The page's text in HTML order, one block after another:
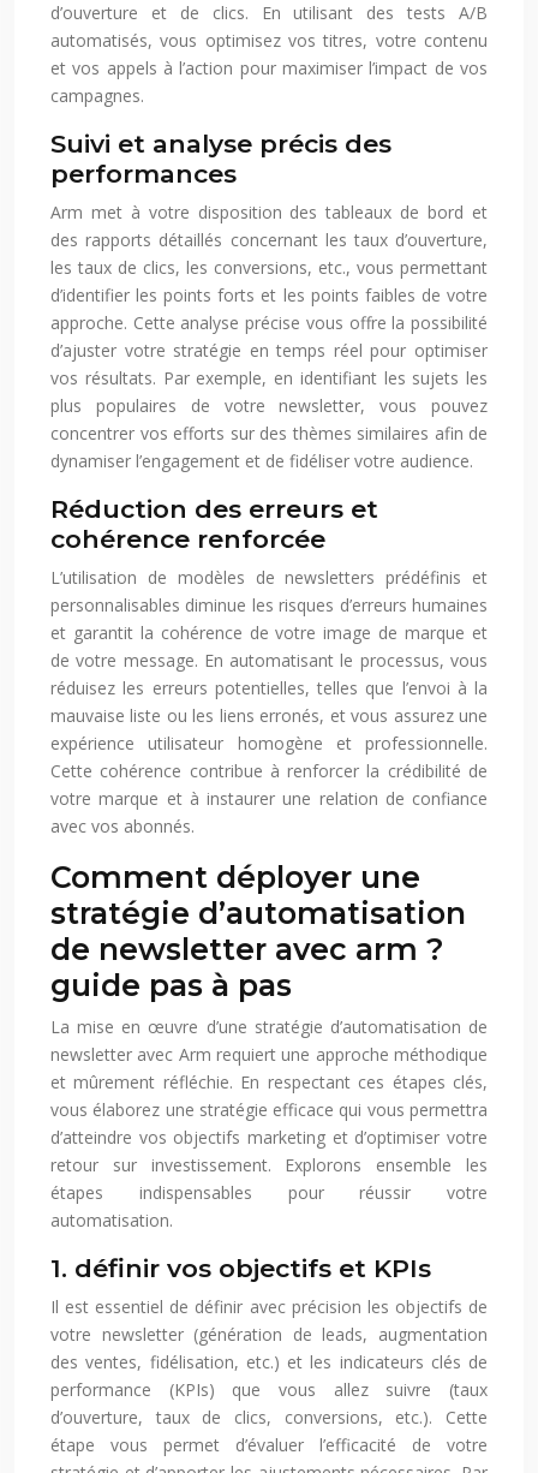
d’ouverture et de clics. En utilisant des tests A/B
automatisés, vous optimisez vos titres, votre contenu
et vos appels à l’action pour maximiser l’impact de vos
campagnes.
Suivi et analyse précis des
performances
Arm met à votre disposition des tableaux de bord et
des rapports détaillés concernant les taux d’ouverture,
les taux de clics, les conversions, etc., vous permettant
d’identifier les points forts et les points faibles de votre
approche. Cette analyse précise vous offre la possibilité
d’ajuster votre stratégie en temps réel pour optimiser
vos résultats. Par exemple, en identifiant les sujets les
plus populaires de votre newsletter, vous pouvez
concentrer vos efforts sur des thèmes similaires afin de
dynamiser l’engagement et de fidéliser votre audience.
Réduction des erreurs et
cohérence renforcée
L’utilisation de modèles de newsletters prédéfinis et
personnalisables diminue les risques d’erreurs humaines
et garantit la cohérence de votre image de marque et
de votre message. En automatisant le processus, vous
réduisez les erreurs potentielles, telles que l’envoi à la
mauvaise liste ou les liens erronés, et vous assurez une
expérience utilisateur homogène et professionnelle.
Cette cohérence contribue à renforcer la crédibilité de
votre marque et à instaurer une relation de confiance
avec vos abonnés.
Comment déployer une
stratégie d’automatisation
de newsletter avec arm ?
guide pas à pas
La mise en œuvre d’une stratégie d’automatisation de
newsletter avec Arm requiert une approche méthodique
et mûrement réfléchie. En respectant ces étapes clés,
vous élaborez une stratégie efficace qui vous permettra
d’atteindre vos objectifs marketing et d’optimiser votre
retour sur investissement. Explorons ensemble les
étapes indispensables pour réussir votre
automatisation.
1. définir vos objectifs et KPIs
Il est essentiel de définir avec précision les objectifs de
votre newsletter (génération de leads, augmentation
des ventes, fidélisation, etc.) et les indicateurs clés de
performance (KPIs) que vous allez suivre (taux
d’ouverture, taux de clics, conversions, etc.). Cette
étape vous permet d’évaluer l’efficacité de votre